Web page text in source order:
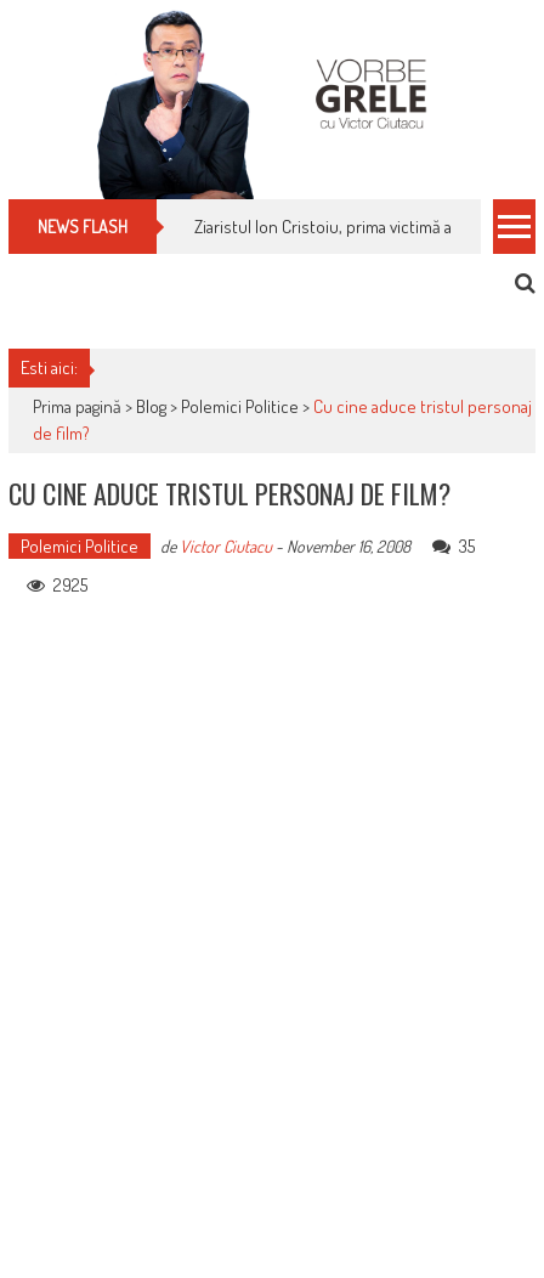
NEWS FLASH Ziaristul Ion Cristoiu, prima victimă a noi
Esti aici:
Prima pagină > Blog> Polemici Politice > Cu cine aduce tristul personaj
de film?
CU CINE ADUCE TRISTUL PERSONAJ DE FILM?
Polemici Politice de Victor Ciutacu- November 16, 2008
35
2925